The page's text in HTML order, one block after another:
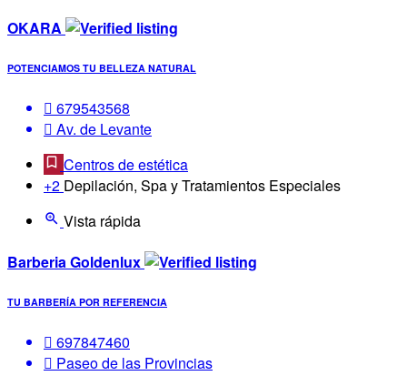
OKARA
POTENCIAMOS TU BELLEZA NATURAL
679543568
Av. de Levante
Centros de estética
+2 Depilación, Spa y Tratamientos Especiales
Vista rápida
Barberia Goldenlux
TU BARBERÍA POR REFERENCIA
697847460
Paseo de las Provincias